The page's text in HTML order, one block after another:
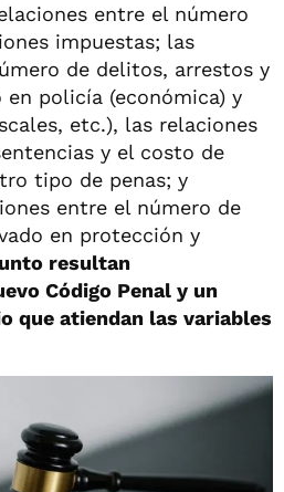
entre el número
impuestas; las
de delitos, arrestos y
en policía (económica) y
etc.), las relaciones
y el costo de
tipo de penas; y
entre el número de
en protección y
resultan
Código Penal y un
que atiendan las variables